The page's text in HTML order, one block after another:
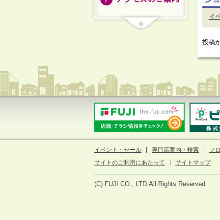
イ
投稿
イベント・セール 専門店案内・検索
フ
サイトのご利用にあたって
サイトマップ
(C) FUJI CO., LTD.All Rights Reserved.